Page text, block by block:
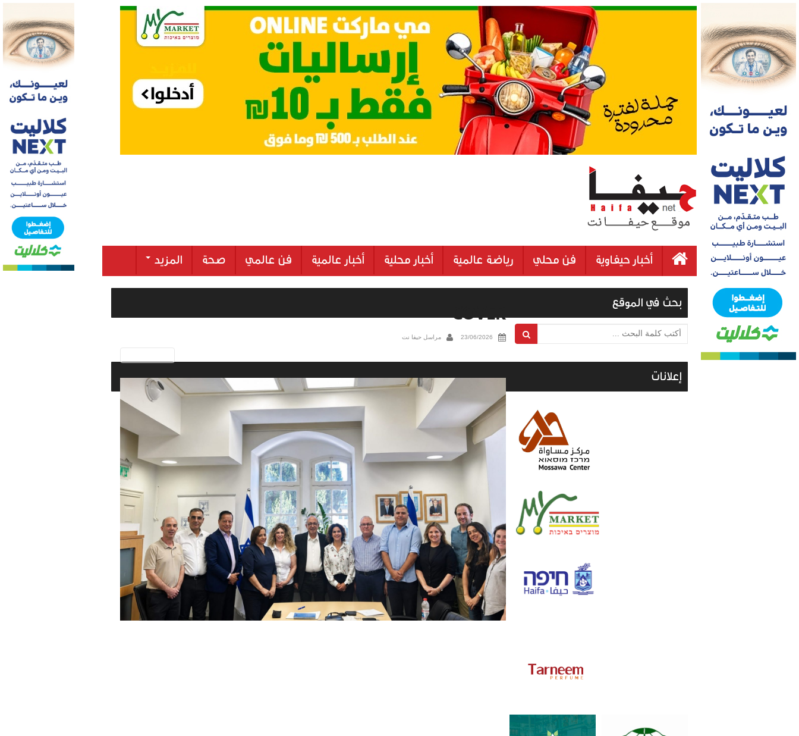
أخبار حيفاوية فن محلي رياضة عالمية أخبار محلية أخبار عالمية فن عالمي صحة المزيد
COVER
23/06/2026 مراسل حيفا نت
بحث في الموقع
أكتب كلمة البحث ...
إعلانات